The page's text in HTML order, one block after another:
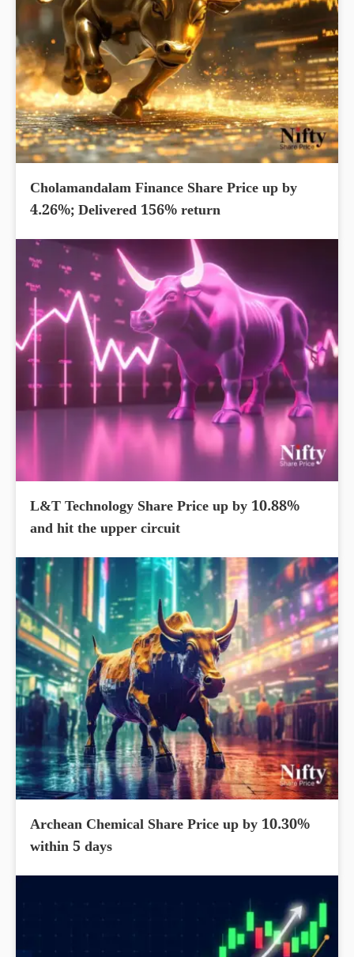
Cholamandalam Finance Share Price up by
4.26%; Delivered 156% return
L&T Technology Share Price up by 10.88%
and hit the upper circuit
Archean Chemical Share Price up by 10.30%
within 5 days